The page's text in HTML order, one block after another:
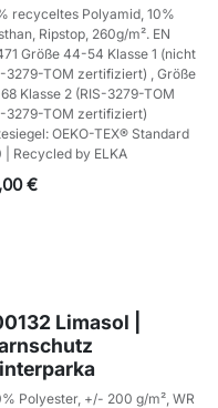
recyceltes Polyamid, 10%
Ripstop, 260g/m². EN
Größe 44-54 Klasse 1 (nicht
3279-TOM zertifiziert) , Größe
Klasse 2 (RIS-3279-TOM
3279-TOM zertifiziert)
OEKO-TEX® Standard
| Recycled by ELKA
€
Limasol |
Polyester, +/- 200 g/m², WR